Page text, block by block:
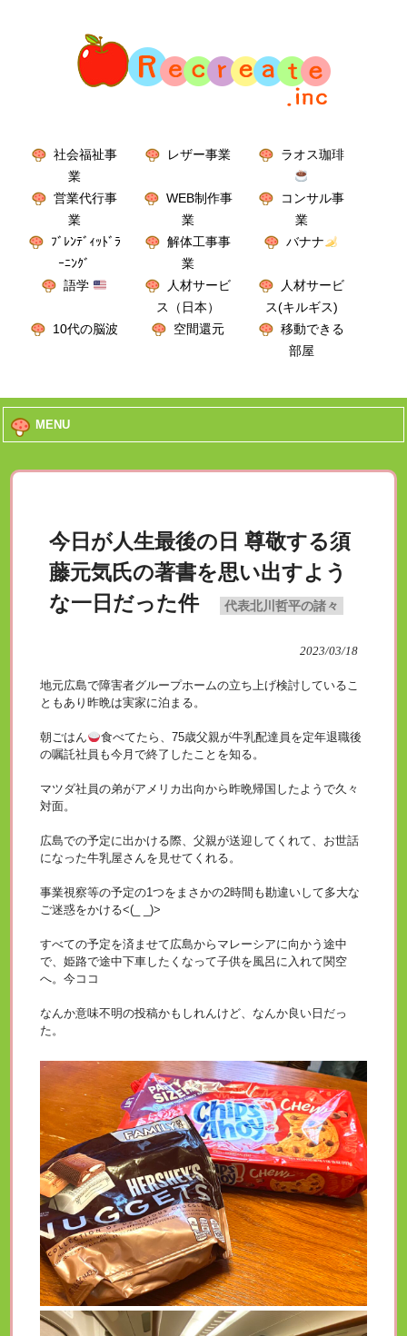
社会福祉事
業
レザー事業 ラオス珈琲
営業代行事
業
WEB制作事
業
コンサル事
業
ﾌﾞﾚﾝﾃﾞｨｯﾄﾞﾗ
ｰﾆﾝｸﾞ
解体工事事
業
バナナ
語学
人材サービ
ス（日本）
人材サービ
ス(キルギス)
10代の脳波
空間還元
移動できる
部屋
MENU
今日が人生最後の日 尊敬する須
藤元気氏の著書を思い出すよう
な一日だった件
代表北川哲平の諸々
2023/03/18
地元広島で障害者グループホームの立ち上げ検討しているこ
ともあり昨晩は実家に泊まる。
朝ごはん
食べてたら、75歳父親が牛乳配達員を定年退職後
の嘱託社員も今月で終了したことを知る。
マツダ社員の弟がアメリカ出向から昨晩帰国したようで久々
対面。
広島での予定に出かける際、父親が送迎してくれて、お世話
になった牛乳屋さんを見せてくれる。
事業視察等の予定の1つをまさかの2時間も勘違いして多大な
ご迷惑をかける<(_ _)>
すべての予定を済ませて広島からマレーシアに向かう途中
で、姫路で途中下車したくなって子供を風呂に入れて関空
へ。今ココ
なんか意味不明の投稿かもしれんけど、なんか良い日だっ
た。